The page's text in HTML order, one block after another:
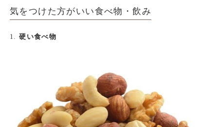
気をつけた方がいい食べ物・飲み
1.硬い食べ物